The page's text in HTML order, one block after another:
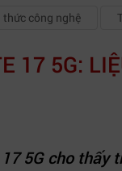
thức công nghệ
17 5G:
5G cho thấy